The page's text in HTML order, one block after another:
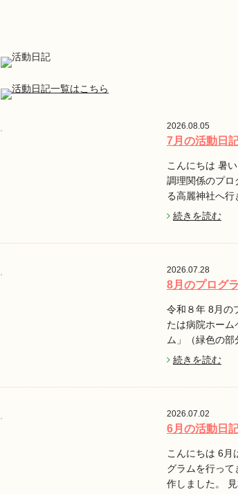
2026.08.05
7月の活動日
こんにちは 暑
調理関係のプ
る高麗神社へ
続きを読む
2026.07.28
8月のプログ
令和８年 8月の
たは病院ホーム
ム」（緑色の
続きを読む
2026.07.02
6月の活動日
こんにちは 6月
グラムを行って
作しました。